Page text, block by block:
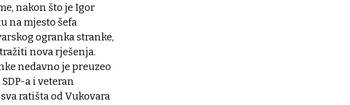
nakon što je Igor
na mjesto šefa
ogranka stranke,
nova rješenja.
nedavno je preuzeo
a i veteran
ratišta od Vukovara